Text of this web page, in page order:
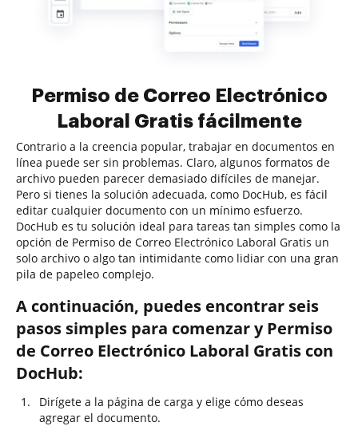
Permiso de Correo Electrónico
Laboral Gratis fácilmente
Contrario a la creencia popular, trabajar en documentos en
línea puede ser sin problemas. Claro, algunos formatos de
archivo pueden parecer demasiado difíciles de manejar.
Pero si tienes la solución adecuada, como DocHub, es fácil
editar cualquier documento con un mínimo esfuerzo.
DocHub es tu solución ideal para tareas tan simples como la
opción de Permiso de Correo Electrónico Laboral Gratis un
solo archivo o algo tan intimidante como lidiar con una gran
pila de papeleo complejo.
A continuación, puedes encontrar seis
pasos simples para comenzar y Permiso
de Correo Electrónico Laboral Gratis con
DocHub:
Dirígete a la página de carga y elige cómo deseas
agregar el documento.